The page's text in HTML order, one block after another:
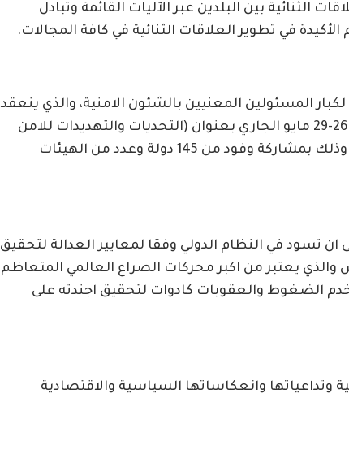
الثنائية بين البلدين عبر الآليات القائمة وتبادل
في تطوير العلاقات الثنائية في كافة المجالات.
المسئولين المعنيين بالشئون الامنية، والذي ينعقد
بالعاصمة الروسية موسكو خلال الفترة من 26-29 مايو الجاري بعنوان (التحديات والتهديدات للامن
الدولي في سياق بروز عالم متعدد الأقطاب)، وذلك بمشاركة وفود من 145 دولة وعدد من الهيئات
ان تسود في النظام الدولي وفقا لمعايير العدالة لتحقيق
والذي يعتبر من اكبر محركات الصراع العالمي المتعاظم
الضغوط والعقوبات كادوات لتحقيق اجندته على
وتداعياتها وانعكاساتها السياسية والاقتصادية